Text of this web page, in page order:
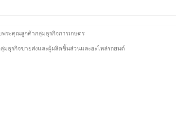
ระคุณลูกค้ากลุ่มธุรกิจการเกษตร
มธุรกิจขายส่งและผู้ผลิตชิ้นส่วนและอะไหล่รถยนต์